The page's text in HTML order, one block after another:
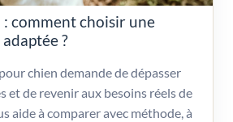
comment choisir une
?
chien demande de dépasser
et de revenir aux besoins réels de
aide à comparer avec méthode, à